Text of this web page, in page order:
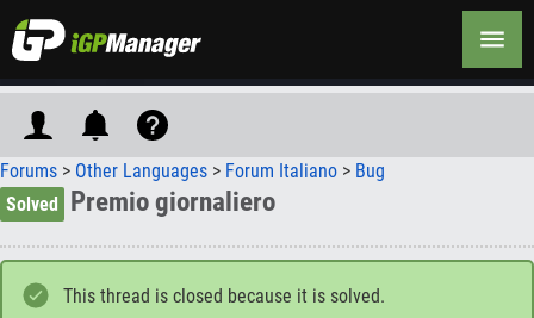
Forums > Other Languages > Forum Italiano > Bug
Solved
Premio giornaliero
This thread is closed because it is solved.